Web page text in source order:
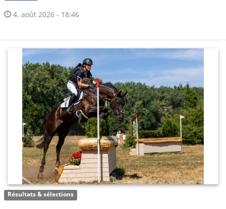
4. août 2026 - 18:46
Résultats & sélections